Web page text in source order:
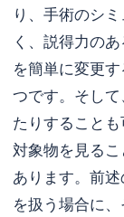
り、手術のシ
く、説得力の
を簡単に変更
つです。そし
たりすることも
対象物を見る
あります。前
を扱う場合に